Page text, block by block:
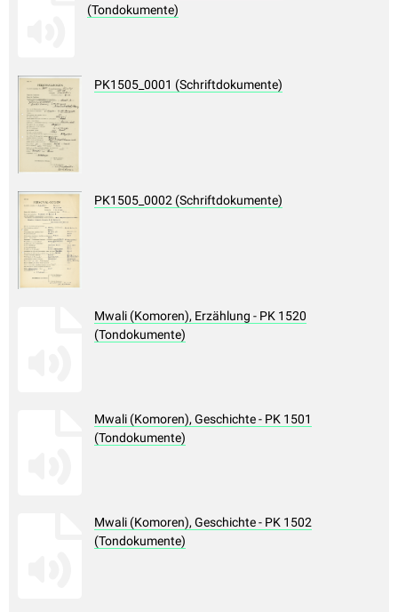
(Tondokumente)
PK1505_0001 (Schriftdokumente)
PK1505_0002 (Schriftdokumente)
Mwali (Komoren), Erzählung - PK 1520
(Tondokumente)
Mwali (Komoren), Geschichte - PK 1501
(Tondokumente)
Mwali (Komoren), Geschichte - PK 1502
(Tondokumente)